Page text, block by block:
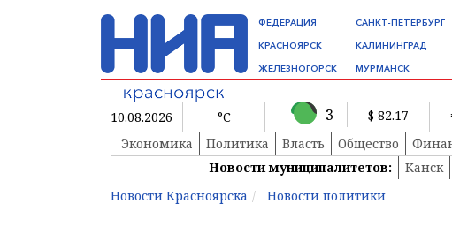
ФЕДЕРАЦИЯ
КРАСНОЯРСК
ЖЕЛЕЗНОГОРСК
САНКТ-ПЕТЕРБУРГ
КАЛИНИНГРАД
МУРМАНСК
10.08.2026 °C 3 $ 82.17
Экономика
Политика Власть Общество
Новости муниципалитетов:
Канск
Новости Красноярска
Новости политики